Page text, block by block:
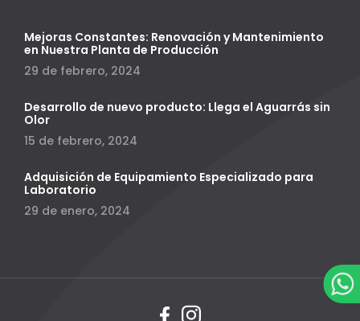
Mejoras Constantes: Renovación y Mantenimiento
en Nuestra Planta de Producción
29 de febrero, 2024
Desarrollo de nuevo producto: Llega el Aguarrás sin
Olor
15 de febrero, 2024
Adquisición de Equipamiento Especializado para
Laboratorio
29 de enero, 2024